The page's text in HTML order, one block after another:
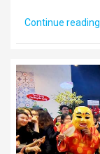
Continue reading